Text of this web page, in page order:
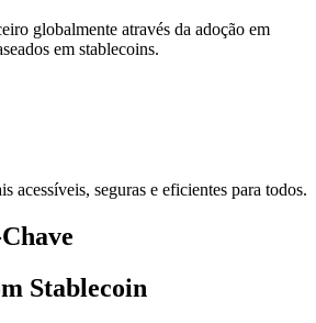
globalmente através da adoção em
em stablecoins.
acessíveis, seguras e eficientes para todos.
Stablecoin